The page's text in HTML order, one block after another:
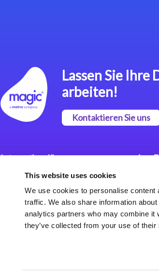
This website uses cookies
We use cookies to personalise
traffic. We also share information
analytics partners who may combine it
they’ve collected from your use of their
Lassen Sie Ihre
arbeiten!
Kontaktieren Sie uns
Integrationslösungen
Magic xpi
Integrationsplattform
App